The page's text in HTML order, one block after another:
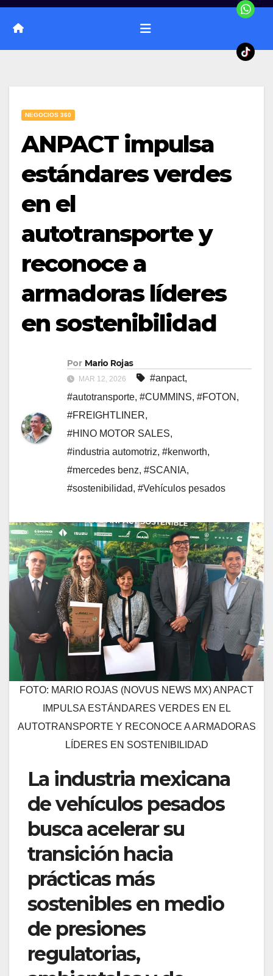
NEGOCIOS 360
ANPACT impulsa
estándares verdes
en el
autotransporte y
reconoce a
armadoras líderes
en sostenibilidad
Por Mario Rojas
MAR 12, 2026 #anpact,
#autotransporte, #CUMMINS, #FOTON ,
#FREIGHTLINER,
#HINO MOTOR SALES,
#industria automotriz, #kenworth,
#mercedes benz, #SCANIA,
#sostenibilidad, #Vehículos pesados
FOTO: MARIO ROJAS (NOVUS NEWS MX) ANPACT
IMPULSA ESTÁNDARES VERDES EN EL
AUTOTRANSPORTE Y RECONOCE A ARMADORAS
LÍDERES EN SOSTENIBILIDAD
La industria mexicana
de vehículos pesados
busca acelerar su
transición hacia
prácticas más
sostenibles en medio
de presiones
regulatorias,